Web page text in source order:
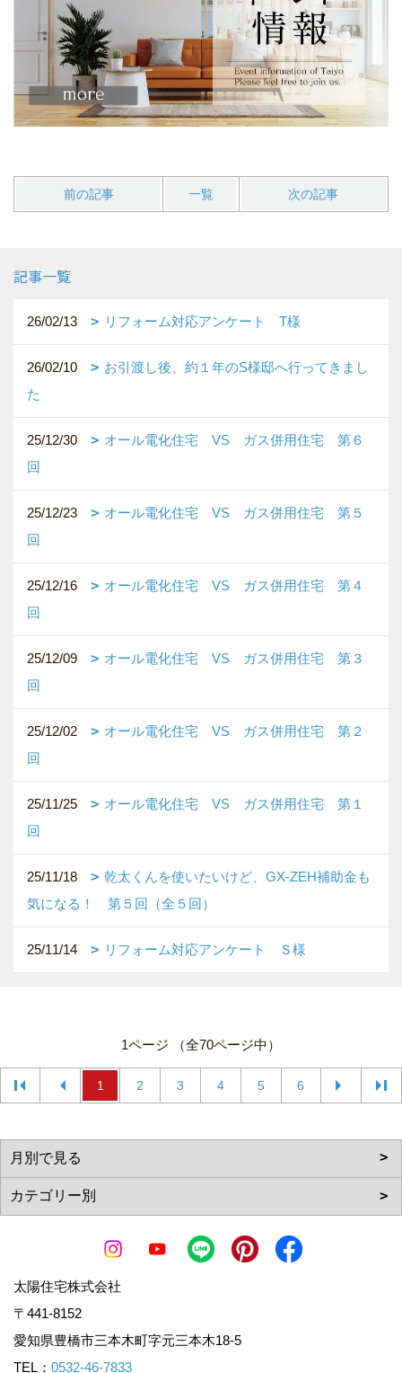
前の記事 一覧 次の記事
記事一覧
26/02/13 リフォーム対応アンケート T様
26/02/10
お引渡し後、約１年のS様邸へ行ってきまし
た
25/12/30
オール電化住宅 VS ガス併用住宅 第６
回
25/12/23
オール電化住宅 VS ガス併用住宅 第５
回
25/12/16
オール電化住宅 VS ガス併用住宅 第４
回
25/12/09
オール電化住宅 VS ガス併用住宅 第３
回
25/12/02
オール電化住宅 VS ガス併用住宅 第２
回
25/11/25
オール電化住宅 VS ガス併用住宅 第１
回
25/11/18
乾太くんを使いたいけど、GX-ZEH補助金も
気になる！ 第５回（全５回）
25/11/14 リフォーム対応アンケート Ｓ様
1ページ （全70ページ中）
1 2 3 4 5 6
太陽住宅株式会社
〒441-8152
愛知県豊橋市三本木町字元三本木18-5
TEL： 0532-46-7833